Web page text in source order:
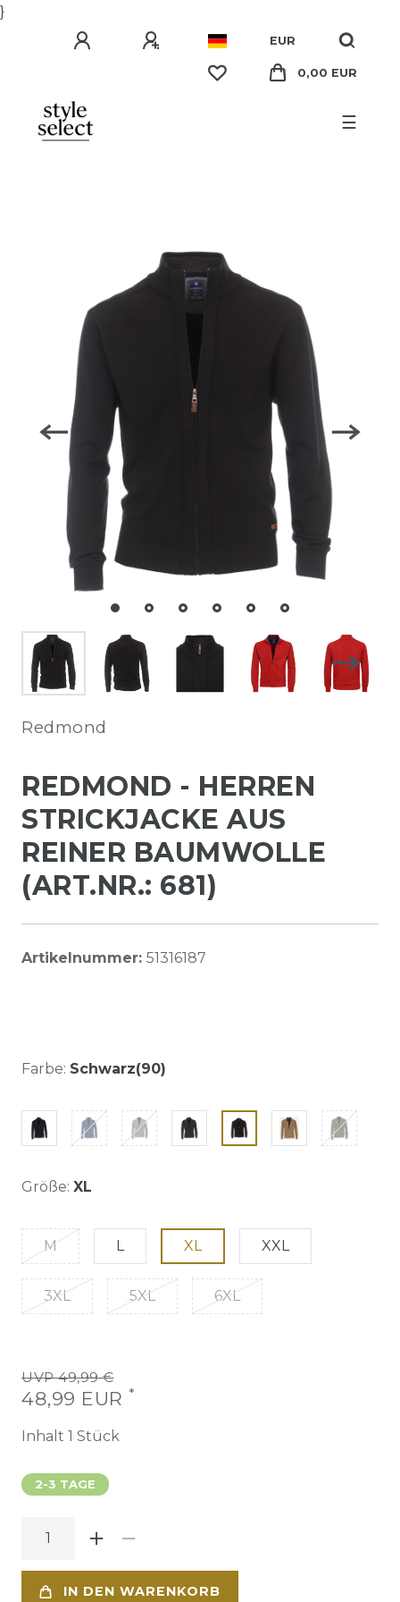
}
EUR
0,00 EUR
☰
Redmond
REDMOND - HERREN
STRICKJACKE AUS
REINER BAUMWOLLE
(ART.NR.: 681)
Artikelnummer: 51316187
Farbe: Schwarz(90)
Größe: XL
M L XL XXL
3XL 5XL 6XL
UVP 49,99 €
48,99 EUR *
Inhalt 1 Stück
2-3 TAGE
IN DEN WARENKORB